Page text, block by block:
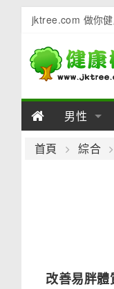
jktree.com 做你
男性
男性陽痿
首頁 綜合
改善易胖